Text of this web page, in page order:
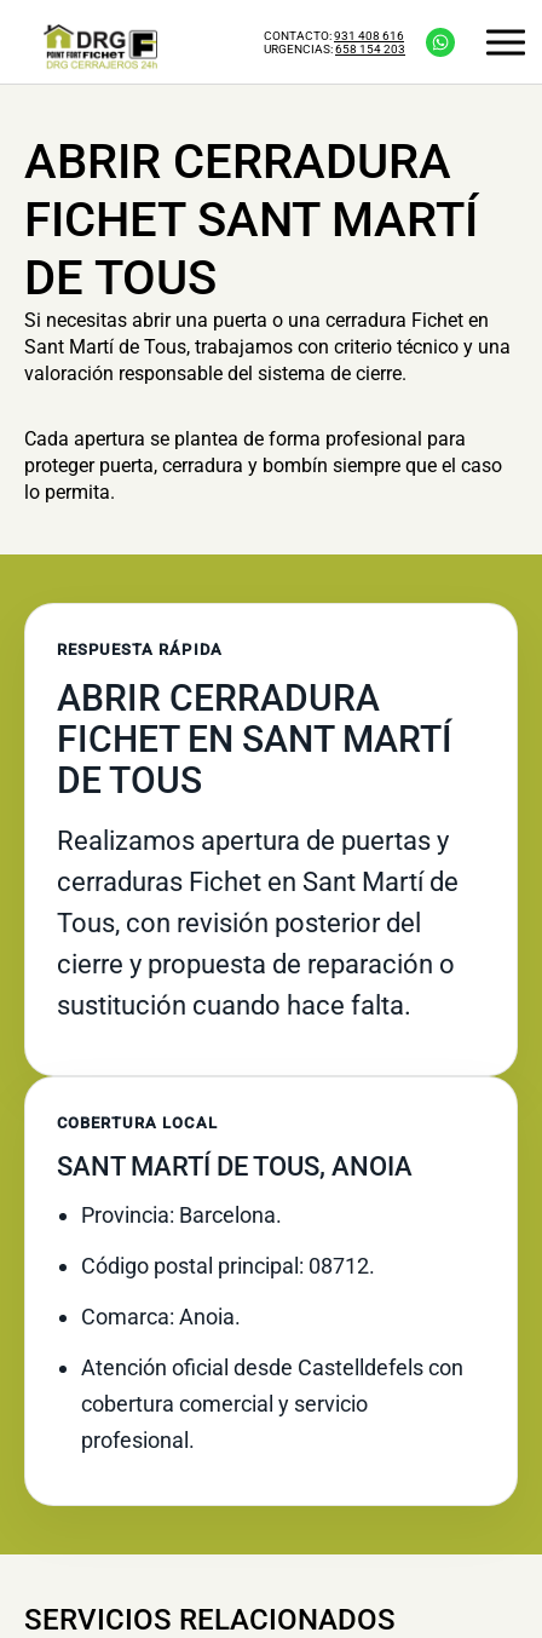
CONTACTO:931 408 616
URGENCIAS:658 154 203
ABRIR CERRADURA
FICHET SANT MARTÍ
DE TOUS
Si necesitas abrir una puerta o una cerradura Fichet en
Sant Martí de Tous, trabajamos con criterio técnico y una
valoración responsable del sistema de cierre.
Cada apertura se plantea de forma profesional para
proteger puerta, cerradura y bombín siempre que el caso
lo permita.
RESPUESTA RÁPIDA
ABRIR CERRADURA
FICHET EN SANT MARTÍ
DE TOUS
Realizamos apertura de puertas y
cerraduras Fichet en Sant Martí de
Tous, con revisión posterior del
cierre y propuesta de reparación o
sustitución cuando hace falta.
COBERTURA LOCAL
SANT MARTÍ DE TOUS, ANOIA
Provincia: Barcelona.
Código postal principal: 08712.
Comarca: Anoia.
Atención oficial desde Castelldefels con
cobertura comercial y servicio
profesional.
SERVICIOS RELACIONADOS